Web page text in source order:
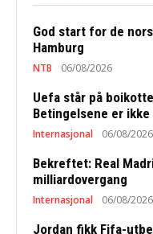
God start for de
Hamburg
NTB 06/08/2026
Uefa står på
Betingelsene er
Internasjonal 06/08/2026
Bekreftet: Real
milliardovergang
Internasjonal 06/08/2026
Jordan fikk Fifa-